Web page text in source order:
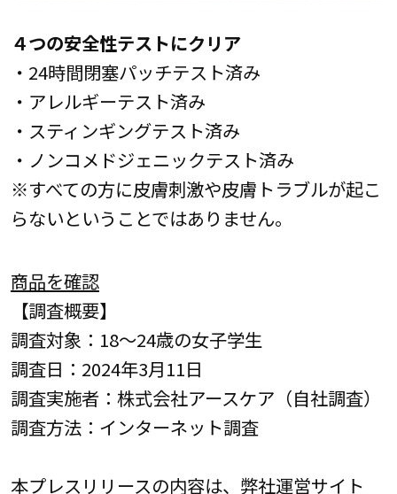
４つの安全性テストにクリア
・24時間閉塞パッチテスト済み
・アレルギーテスト済み
・スティンギングテスト済み
・ノンコメドジェニックテスト済み
※すべての方に皮膚刺激や皮膚トラブルが起こ
らないということではありません。
商品を確認
【調査概要】
調査対象：18～24歳の女子学生
調査日：2024年3月11日
調査実施者：株式会社アースケア（自社調査）
調査方法：インターネット調査
本プレスリリースの内容は、弊社運営サイト